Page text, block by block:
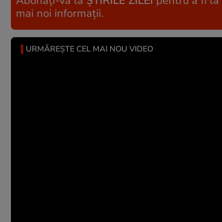
mai noi informații.
URMĂREȘTE CEL MAI NOU VIDEO